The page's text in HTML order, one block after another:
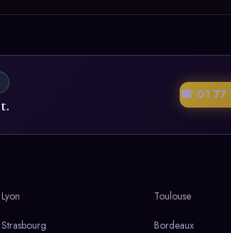
☎ 01 77
Lyon Toulouse
Strasbourg Bordeaux